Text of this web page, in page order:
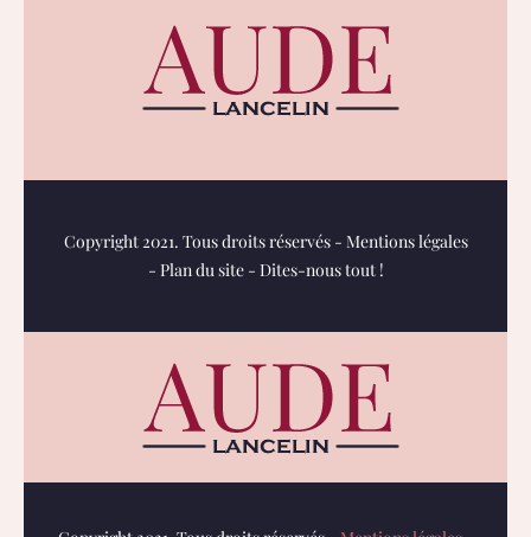
Copyright 2021. Tous droits réservés - Mentions légales
- Plan du site- Dites-nous tout !